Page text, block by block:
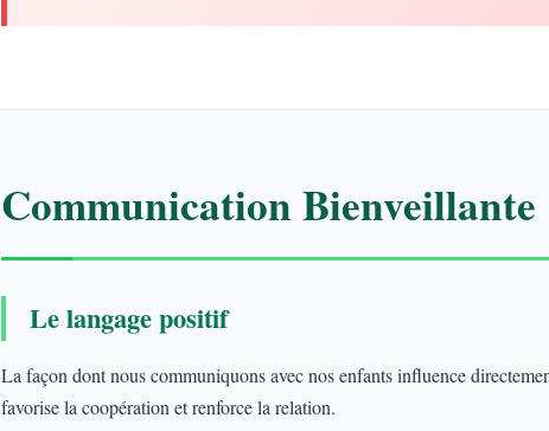
Communication Bienveillante
Le langage positif
La façon dont nous communiquons avec nos enfants influence
favorise la coopération et renforce la relation.